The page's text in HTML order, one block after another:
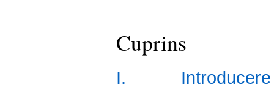
Cuprins
I. Introducere